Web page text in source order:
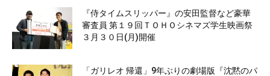
『侍タイムスリッパー』の安田監督など豪華
審査員 第１９回ＴＯＨＯシネマズ学生映画祭
３月３０日(月)開催
「ガリレオ 帰還」9年ぶりの劇場版『沈黙のパ